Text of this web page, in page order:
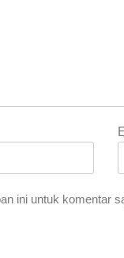
ini untuk komentar